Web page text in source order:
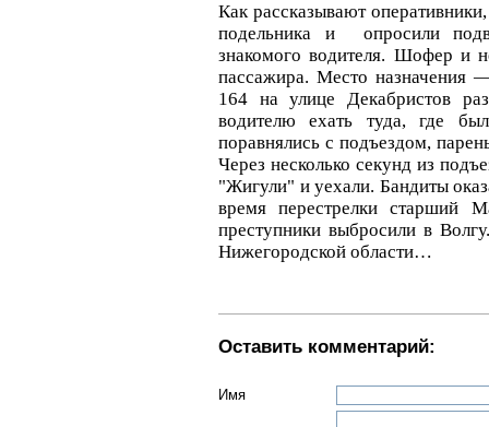
Как рассказывают
подельника и опросили
знакомого водителя. Шофер и
пассажира. Место назначения
164 на улице Декабристов
водителю ехать туда, где
поравнялись с подъездом,
Через несколько секунд из
"Жигули" и уехали. Бандиты
время перестрелки старший
преступники выбросили в
Нижегородской области…
Оставить комментарий:
Имя